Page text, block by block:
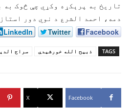
تاریخ به پرېکړه وکړي چې څوک به
دمه، احمد الشرع د نوي دور
Facebook
Twitter
LinkedIn
TAGS ذبیح الله خورشیدي سراج
Facebook
X